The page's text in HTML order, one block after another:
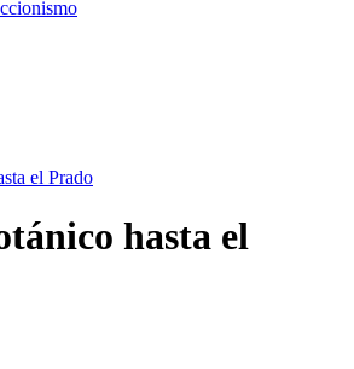
hasta el